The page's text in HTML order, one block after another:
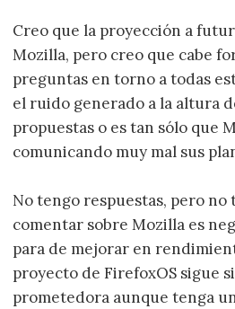
Creo que la proyección a
Mozilla, pero creo que cabe
preguntas en torno a todas
el ruido generado a la altura
propuestas o es tan sólo que
comunicando muy mal sus
No tengo respuestas, pero no
comentar sobre Mozilla es
para de mejorar en
proyecto de FirefoxOS sigue
prometedora aunque tenga